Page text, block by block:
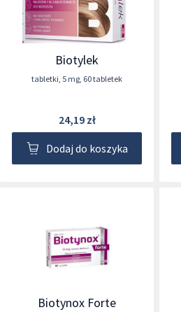
Biotylek
tabletki, 5 mg, 60 tabletek
24,19 zł
Dodaj do koszyka
Biotynox Forte